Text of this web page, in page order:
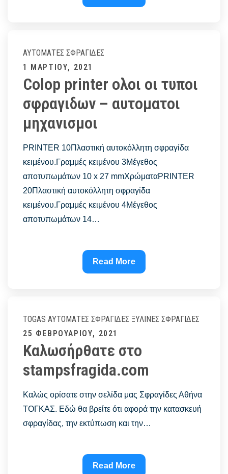
STAMP
INDIGO
ΑΥΤΌΜΑΤΕΣ ΣΦΡΑΓΊΔΕΣ
Posted
on
1 ΜΑΡΤΊΟΥ, 2021
Colop printer ολοι οι τυποι
σφραγιδων – αυτοματοι
μηχανισμοι
PRINTER 10Πλαστική αυτοκόλλητη σφραγίδα
κειμένου.Γραμμές κειμένου 3Μέγεθος
αποτυπωμάτων 10 x 27 mmΧρώματαPRINTER
20Πλαστική αυτοκόλλητη σφραγίδα
κειμένου.Γραμμές κειμένου 4Μέγεθος
αποτυπωμάτων 14…
Colop
printer
τυποι
–
αυτοματοι
μηχανισμοι
Read More
TOGAS ΑΥΤΌΜΑΤΕΣ ΣΦΡΑΓΊΔΕΣ ΞΎΛΙΝΕΣ ΣΦΡΑΓΊΔΕΣ
Posted
on
25 ΦΕΒΡΟΥΑΡΊΟΥ, 2021
Καλωσήρθατε στο
stampsfragida.com
Καλώς ορίσατε στην σελίδα μας Σφραγίδες Αθήνα
ΤΟΓΚΑΣ. Εδώ θα βρείτε ότι αφορά την κατασκευή
σφραγίδας, την εκτύπωση και την…
Καλωσήρθατε
Read More